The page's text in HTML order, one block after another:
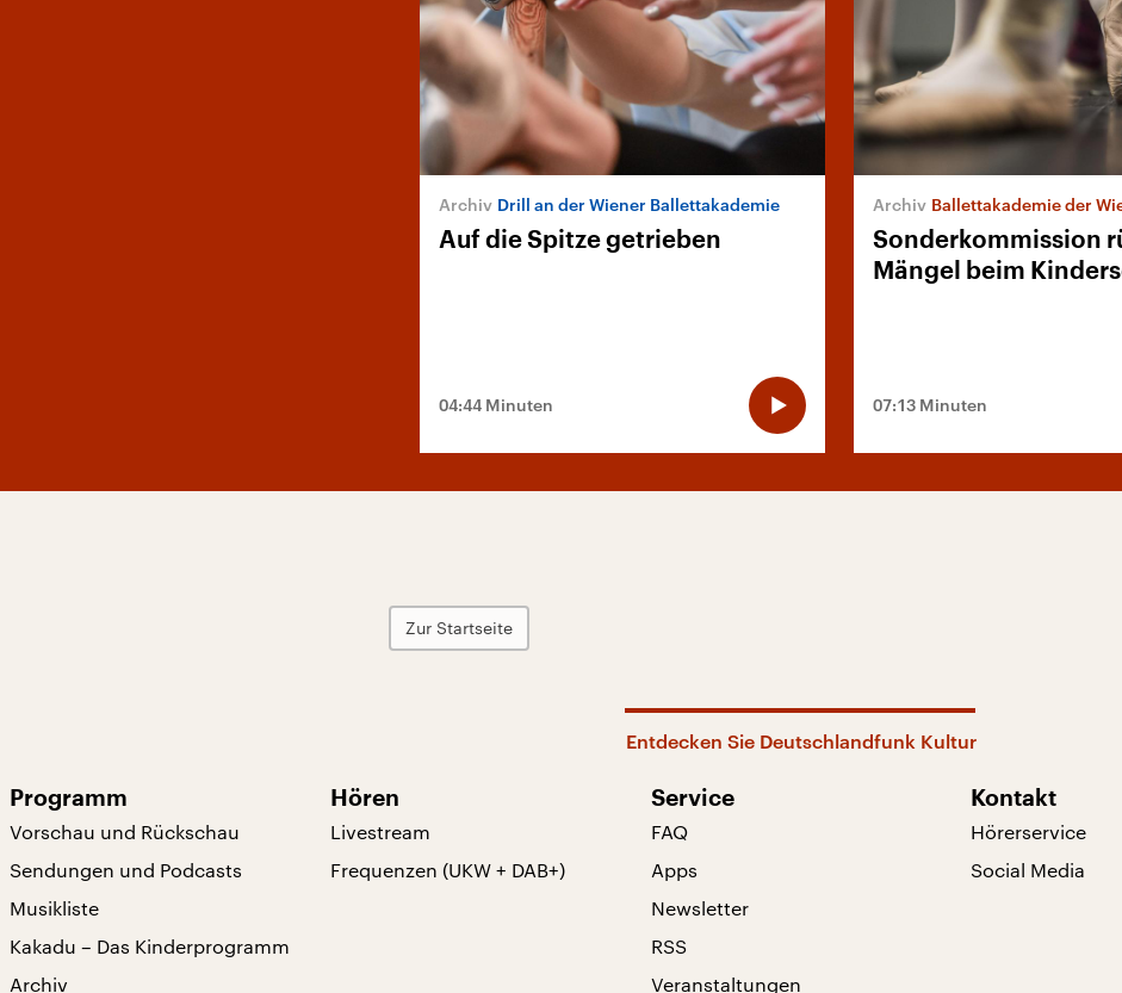
Drill an der Wiener Ballettakademie
Auf die Spitze getrieben
04:44 Minuten
Ballettakademie der
Sonderkommission
Mängel beim
07:13 Minuten
Zur Startseite
Entdecken Sie Deutschlandfunk Kultur
Programm
Vorschau und Rückschau
Sendungen und Podcasts
Musikliste
Kakadu – Das Kinderprogramm
Archiv
Hören
Livestream
Frequenzen (UKW + DAB+)
Service
FAQ
Apps
Newsletter
RSS
Veranstaltungen
Kontakt
Hörerservice
Social Media